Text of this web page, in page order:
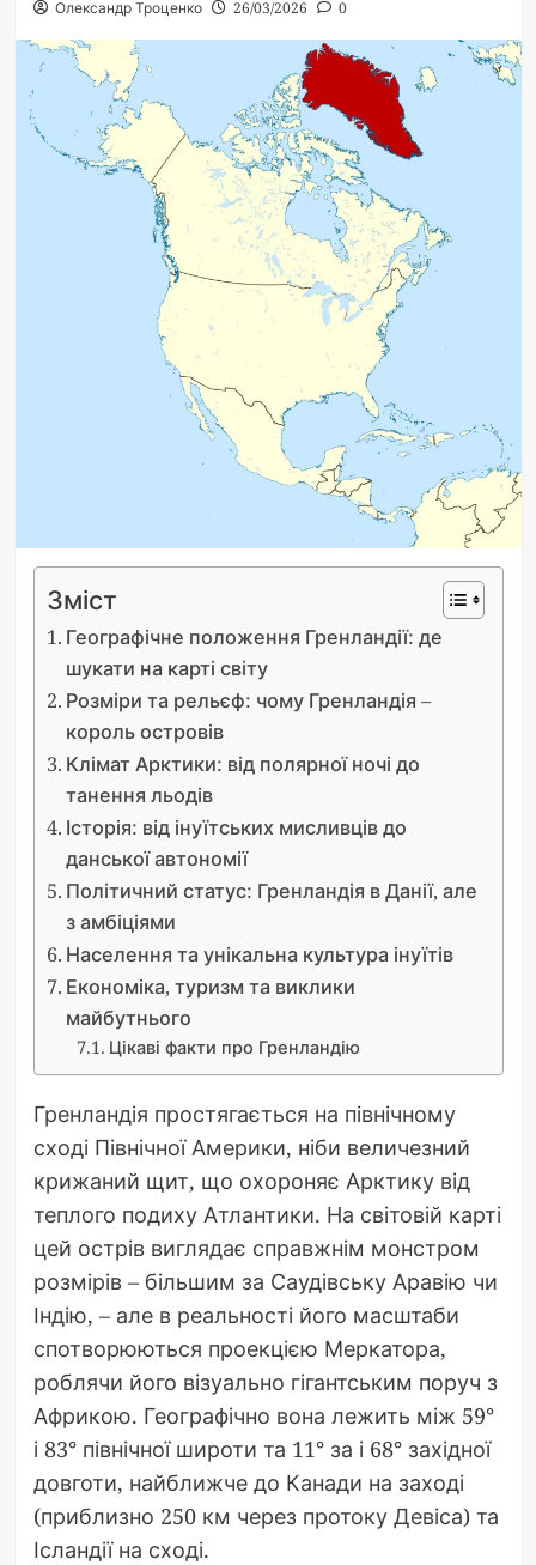
Олександр Троценко 26/03/2026 0
Зміст
Географічне положення Гренландії: де
шукати на карті світу
Розміри та рельєф: чому Гренландія –
король островів
Клімат Арктики: від полярної ночі до
танення льодів
Історія: від інуїтських мисливців до
данської автономії
Політичний статус: Гренландія в Данії, але
з амбіціями
Населення та унікальна культура інуїтів
Економіка, туризм та виклики
майбутнього
Цікаві факти про Гренландію
Гренландія простягається на північному
сході Північної Америки, ніби величезний
крижаний щит, що охороняє Арктику від
теплого подиху Атлантики. На світовій карті
цей острів виглядає справжнім монстром
розмірів – більшим за Саудівську Аравію чи
Індію, – але в реальності його масштаби
спотворюються проекцією Меркатора,
роблячи його візуально гігантським поруч з
Африкою. Географічно вона лежить між 59°
і 83° північної широти та 11° за і 68° західної
довготи, найближче до Канади на заході
(приблизно 250 км через протоку Девіса) та
Ісландії на сході.